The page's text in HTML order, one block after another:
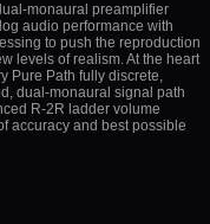
monaural preamplifier
audio performance with
to push the reproduction
levels of realism. At the heart
Pure Path fully discrete,
dual-monaural signal path
R-2R ladder volume
accuracy and best possible